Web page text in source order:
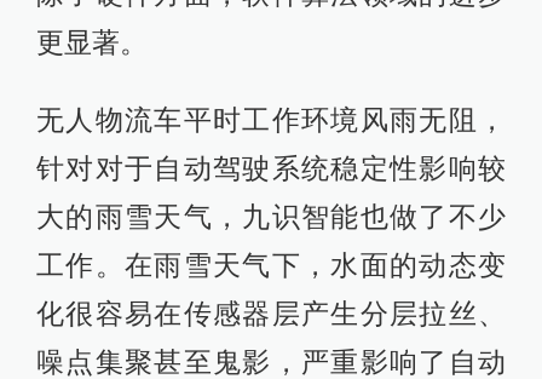
更显著。
无人物流车平时工作环境风雨无阻，
针对对于自动驾驶系统稳定性影响较
大的雨雪天气，九识智能也做了不少
工作。在雨雪天气下，水面的动态变
化很容易在传感器层产生分层拉丝、
噪点集聚甚至鬼影，严重影响了自动